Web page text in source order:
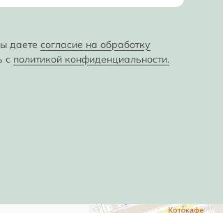
даете согласие на обработку
с политикой конфиденциальности.